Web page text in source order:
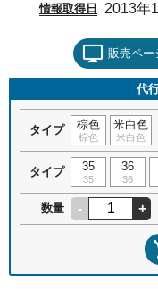
情報取得日 2013年
販売ペー
代
タイプ 棕色
棕色
米白色
米白色
タイプ 35
35
36
36
数量 - +